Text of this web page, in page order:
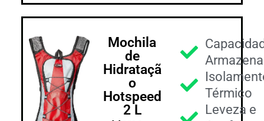
Mochila
de
Hidrataçã
o
Hotspeed
2 L
Térmico
Leveza e